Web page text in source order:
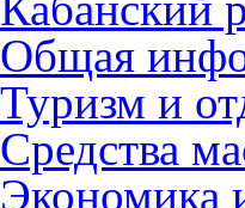
Общая
Туризм и
Средства
Экономика